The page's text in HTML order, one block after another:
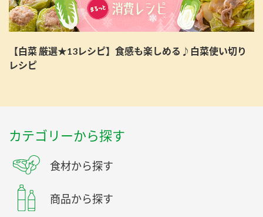
【白菜 厳選★13レシピ】食感も楽しめる♪白菜使い切り
レシピ
カテゴリーから探す
食材から探す
商品から探す